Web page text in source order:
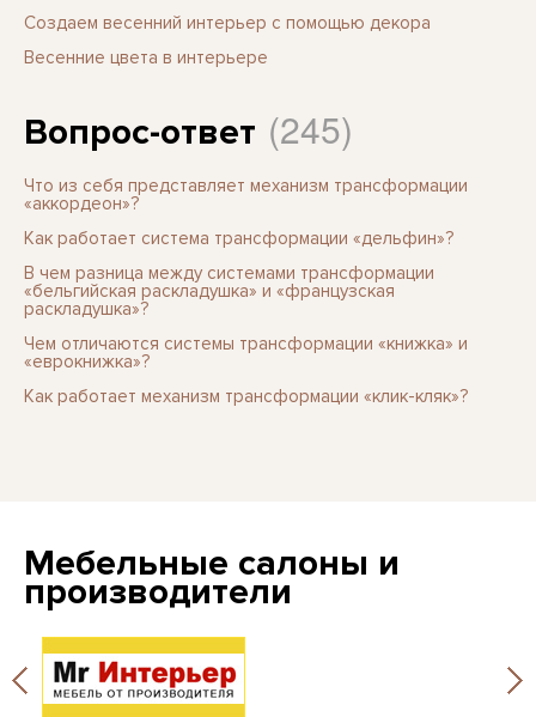
Создаем весенний интерьер с помощью декора
Весенние цвета в интерьере
Вопрос-ответ (245)
Что из себя представляет механизм трансформации
«аккордеон»?
Как работает система трансформации «дельфин»?
В чем разница между системами трансформации
«бельгийская раскладушка» и «французская
раскладушка»?
Чем отличаются системы трансформации «книжка» и
«еврокнижка»?
Как работает механизм трансформации «клик-кляк»?
Мебельные салоны и
производители